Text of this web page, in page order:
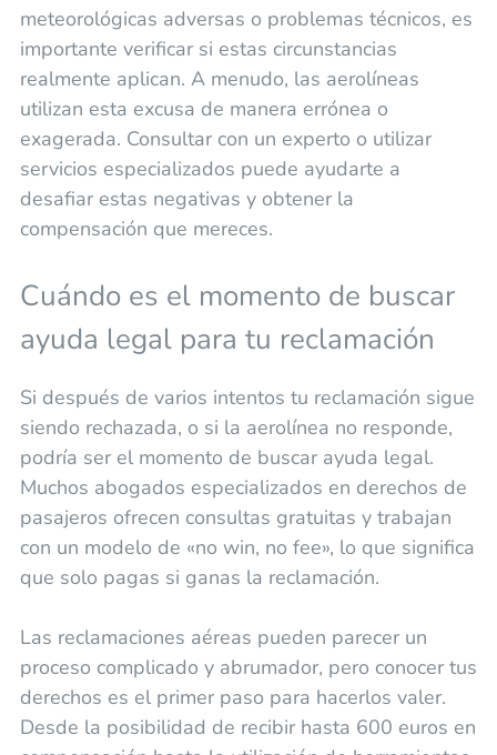
meteorológicas adversas o problemas técnicos, es
importante verificar si estas circunstancias
realmente aplican. A menudo, las aerolíneas
utilizan esta excusa de manera errónea o
exagerada. Consultar con un experto o utilizar
servicios especializados puede ayudarte a
desafiar estas negativas y obtener la
compensación que mereces.
Cuándo es el momento de buscar
ayuda legal para tu reclamación
Si después de varios intentos tu reclamación sigue
siendo rechazada, o si la aerolínea no responde,
podría ser el momento de buscar ayuda legal.
Muchos abogados especializados en derechos de
pasajeros ofrecen consultas gratuitas y trabajan
con un modelo de «no win, no fee», lo que significa
que solo pagas si ganas la reclamación.
Las reclamaciones aéreas pueden parecer un
proceso complicado y abrumador, pero conocer tus
derechos es el primer paso para hacerlos valer.
Desde la posibilidad de recibir hasta 600 euros en